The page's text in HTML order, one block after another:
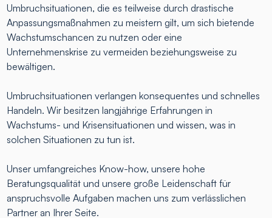
Umbruchsituationen, die es teilweise durch drastische
Anpassungsmaßnahmen zu meistern gilt, um sich bietende
Wachstumschancen zu nutzen oder eine
Unternehmenskrise zu vermeiden beziehungsweise zu
bewältigen.
Umbruchsituationen verlangen konsequentes und schnelles
Handeln. Wir besitzen langjährige Erfahrungen in
Wachstums- und Krisensituationen und wissen, was in
solchen Situationen zu tun ist.
Unser umfangreiches Know-how, unsere hohe
Beratungsqualität und unsere große Leidenschaft für
anspruchsvolle Aufgaben machen uns zum verlässlichen
Partner an Ihrer Seite.